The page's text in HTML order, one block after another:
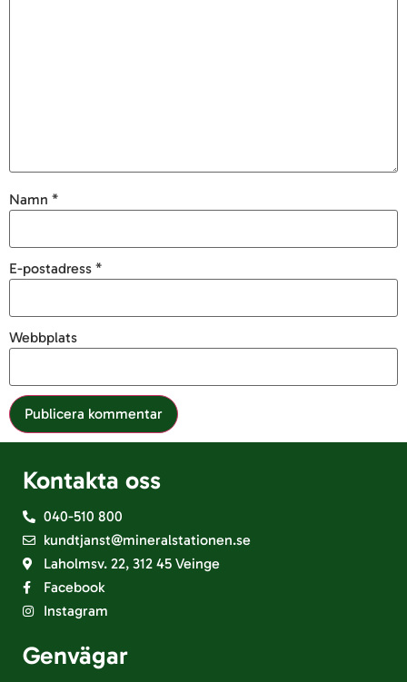
Namn *
E-postadress *
Webbplats
Kontakta oss
040-510 800
kundtjanst@mineralstationen.se
Laholmsv. 22, 312 45 Veinge
Facebook
Instagram
Genvägar